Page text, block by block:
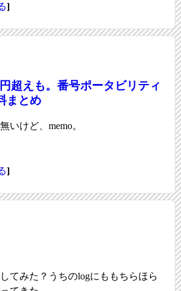
]
超えも。番号ポータビリティ
まとめ
いけど、memo。
]
てみた？うちのlogにももちらほら